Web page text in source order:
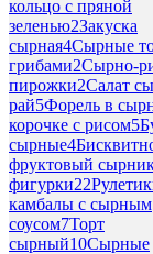
кольцо с пряной
зеленью2Закуска
сырная4Сырные
грибами2Сырно-
пирожки2Салат
рай5Форель в
корочке с рисом5
сырные4
фруктовый
фигурки22
камбалы с сырным
соусом7Торт
сырный10Сырные